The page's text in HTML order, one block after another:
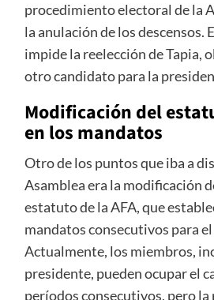
procedimiento electoral de la
la anulación de los descensos.
impide la reelección de Tapia,
otro candidato para la
Modificación del
en los mandatos
Otro de los puntos que iba a
Asamblea era la modificación
estatuto de la AFA, que
mandatos consecutivos para
Actualmente, los miembros,
presidente, pueden ocupar el
períodos consecutivos, pero la